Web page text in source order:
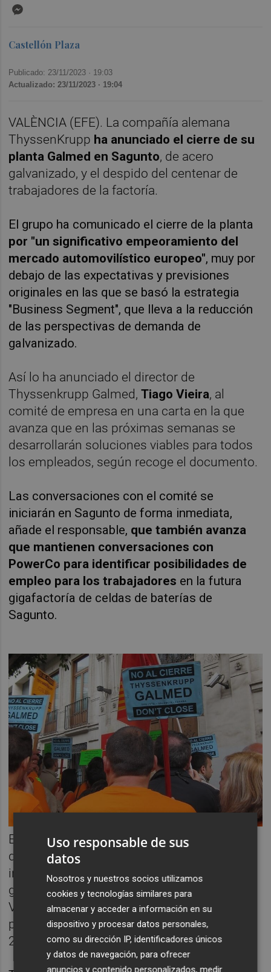
Castellón Plaza
Publicado: 23/11/2023 · 19:03
Actualizado: 23/11/2023 · 19:04
VALÈNCIA (EFE). La compañía alemana
ThyssenKrupp ha anunciado el cierre de su
planta Galmed en Sagunto, de acero
galvanizado, y el despido del centenar de
trabajadores de la factoría.
El grupo ha comunicado el cierre de la planta
por "un significativo empeoramiento del
mercado automovilístico europeo", muy por
debajo de las expectativas y previsiones
originales en las que se basó la estrategia
"Business Segment", que lleva a la reducción
de las perspectivas de demanda de
galvanizado.
Así lo ha anunciado el director de
Thyssenkrupp Galmed,Tiago Vieira, al
comité de empresa en una carta en la que
avanza que en las próximas semanas se
desarrollarán soluciones viables para todos
los empleados, según recoge el documento.
Las conversaciones con el comité se
iniciarán en Sagunto de forma inmediata,
añade el responsable, que también avanza
que mantienen conversaciones con
PowerCo para identificar posibilidades de
empleo para los trabajadores en la futura
gigafactoría de celdas de baterías de
Sagunto.
En este sentido, señala que la cualificación
de la plantilla de Galmed "resulta muy
interesante" para las vacantes de la
gigafactoría, una planta del grupo
Volkswagen que comenzará a construirse a
principios de 2024 con vistas a producir en
2026.
Uso responsable de sus
datos
Nosotros y nuestros socios utilizamos
cookies y tecnologías similares para
almacenar y acceder a información en su
dispositivo y procesar datos personales,
como su dirección IP, identificadores únicos
y datos de navegación, para ofrecer
anuncios y contenido personalizados, medir